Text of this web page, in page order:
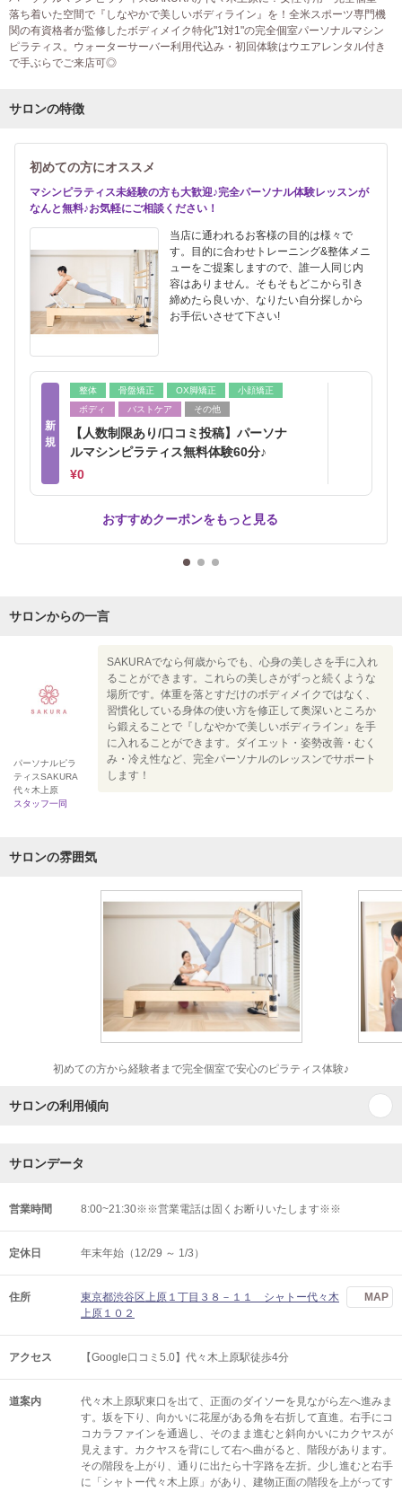
落ち着いた空間で『しなやかで美しいボディライン』を！全米スポーツ専門機
関の有資格者が監修したボディメイク特化"1対1"の完全個室パーソナルマシン
ピラティス。ウォーターサーバー利用代込み・初回体験はウエアレンタル付き
で手ぶらでご来店可◎
サロンの特徴
初めての方にオススメ
マシンピラティス未経験の方も大歓迎♪完全パーソナル体験レッスンが
なんと無料♪お気軽にご相談ください！
当店に通われるお客様の目的は様々で
す。目的に合わせトレーニング&整体メニ
ューをご提案しますので、誰一人同じ内
容はありません。そもそもどこから引き
締めたら良いか、なりたい自分探しから
お手伝いさせて下さい!
新
規
整体 骨盤矯正 OX脚矯正
小顔矯正
ボディ
バストケア その他
【人数制限あり/口コミ投稿】パーソナ
ルマシンピラティス無料体験60分♪
¥0
おすすめクーポンをもっと見る
サロンからの一言
パーソナルピラ
ティスSAKURA
代々木上原
スタッフ一同
SAKURAでなら何歳からでも、心身の美しさを手に入れ
ることができます。これらの美しさがずっと続くような
場所です。体重を落とすだけのボディメイクではなく、
習慣化している身体の使い方を修正して奥深いところか
ら鍛えることで『しなやかで美しいボディライン』を手
に入れることができます。ダイエット・姿勢改善・むく
み・冷え性など、完全パーソナルのレッスンでサポート
します！
サロンの雰囲気
初めての方から経験者まで完全個室で安心のピラティス体験♪
サロンの利用傾向
サロンデータ
営業時間 8:00~21:30※※営業電話は固くお断りいたします※※
定休日 年末年始（12/29 ～ 1/3）
住所
東京都渋谷区上原１丁目３８－１１ シャトー代々木
上原１０２
MAP
アクセス 【Google口コミ5.0】代々木上原駅徒歩4分
道案内
代々木上原駅東口を出て、正面のダイソーを見ながら左へ進みま
す。坂を下り、向かいに花屋がある角を右折して直進。右手にコ
コカラファインを通過し、そのまま進むと斜向かいにカクヤスが
見えます。カクヤスを背にして右へ曲がると、階段があります。
その階段を上がり、通りに出たら十字路を左折。少し進むと右手
に「シャトー代々木上原」があり、建物正面の階段を上がってす